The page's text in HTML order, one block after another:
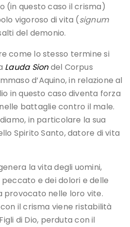
(in questo caso il crisma)
vigoroso di vita (signum
del demonio.
come lo stesso termine si
Lauda Siondel Corpus
d’Aquino, in relazione al
in questo caso diventa forza
battaglie contro il male.
in particolare la sua
Spirito Santo, datore di vita
la vita degli uomini,
e dei dolori e delle
provocato nelle loro vite.
il crisma viene ristabilità
di Dio, perduta con il